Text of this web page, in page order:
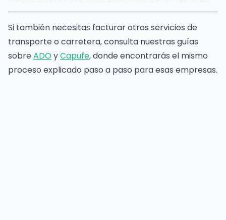
Si también necesitas facturar otros servicios de
transporte o carretera, consulta nuestras guías
sobreADOyCapufe, donde encontrarás el mismo
proceso explicado paso a paso para esas empresas.